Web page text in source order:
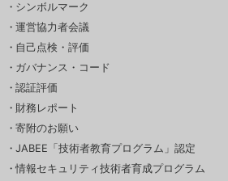
シンボルマーク
運営協力者会議
自己点検・評価
ガバナンス・コード
認証評価
財務レポート
寄附のお願い
JABEE「技術者教育プログラム」認定
情報セキュリティ技術者育成プログラム